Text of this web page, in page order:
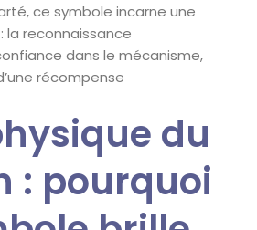
ce symbole incarne une
la reconnaissance
dans le mécanisme,
récompense
du
: pourquoi